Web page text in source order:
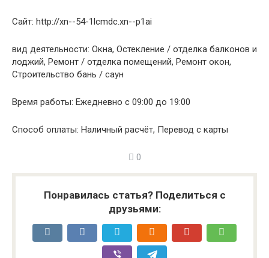
Сайт: http://xn--54-1lcmdc.xn--p1ai
вид деятельности: Окна, Остекление / отделка балконов и
лоджий, Ремонт / отделка помещений, Ремонт окон,
Строительство бань / саун
Время работы: Ежедневно с 09:00 до 19:00
Способ оплаты: Наличный расчёт, Перевод с карты
0
Понравилась статья? Поделиться с
друзьями: